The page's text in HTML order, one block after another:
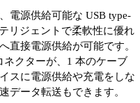
電源供給可能な USB type-
リジェントで柔軟性に優れ
直接電源供給が可能です。
ネクターが、1 本のケーブ
スに電源供給や充電をしな
データ転送もできます。